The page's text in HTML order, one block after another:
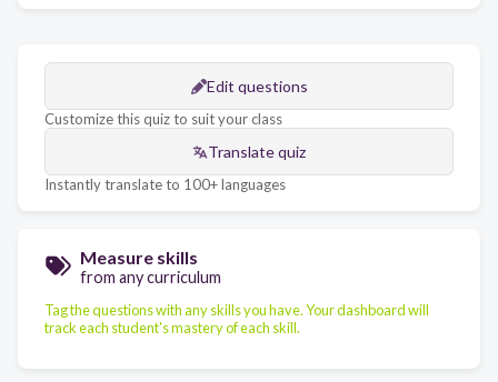
Edit questions
Customize this quiz to suit your class
Translate quiz
Instantly translate to 100+ languages
Measure skills
from any curriculum
Tag the questions with any skills you have. Your dashboard will
track each student's mastery of each skill.